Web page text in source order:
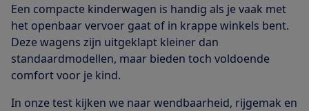
Een compacte kinderwagen is handig als je vaak met
het openbaar vervoer gaat of in krappe winkels bent.
Deze wagens zijn uitgeklapt kleiner dan
standaardmodellen, maar bieden toch voldoende
comfort voor je kind.
In onze test kijken we naar wendbaarheid, rijgemak en